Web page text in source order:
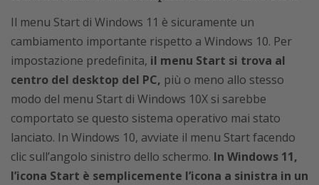
Il menu Start di Windows 11 è sicuramente un
cambiamento importante rispetto a Windows 10. Per
impostazione predefinita, il menu Start si trova al
centro del desktop del PC, più o meno allo stesso
modo del menu Start di Windows 10X si sarebbe
comportato se questo sistema operativo mai stato
lanciato. In Windows 10, avviate il menu Start facendo
clic sull’angolo sinistro dello schermo. In Windows 11,
l’icona Start è semplicemente l’icona a sinistra in un